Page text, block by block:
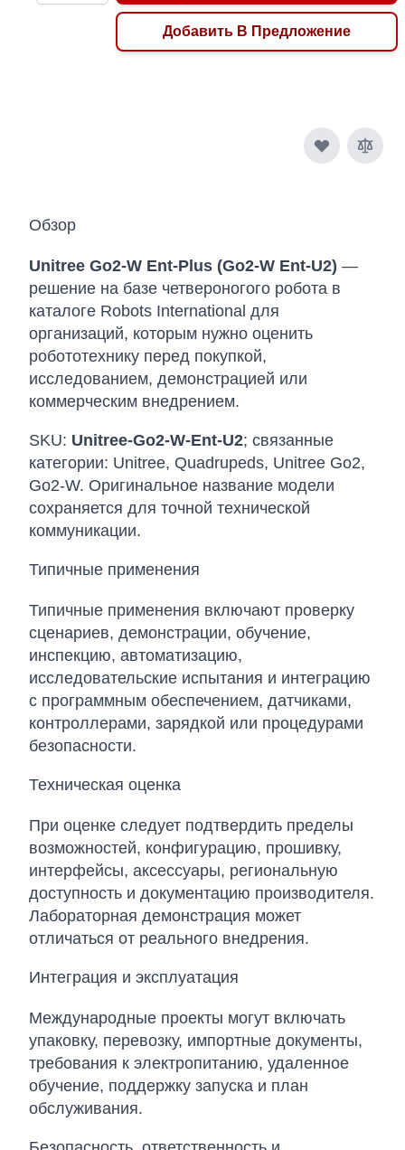
Добавить В Предложение
Обзор
Unitree Go2-W Ent-Plus (Go2-W Ent-U2) —
решение на базе четвероногого робота в
каталоге Robots International для
организаций, которым нужно оценить
робототехнику перед покупкой,
исследованием, демонстрацией или
коммерческим внедрением.
SKU: Unitree-Go2-W-Ent-U2; связанные
категории: Unitree, Quadrupeds, Unitree Go2,
Go2-W. Оригинальное название модели
сохраняется для точной технической
коммуникации.
Типичные применения
Типичные применения включают проверку
сценариев, демонстрации, обучение,
инспекцию, автоматизацию,
исследовательские испытания и интеграцию
с программным обеспечением, датчиками,
контроллерами, зарядкой или процедурами
безопасности.
Техническая оценка
При оценке следует подтвердить пределы
возможностей, конфигурацию, прошивку,
интерфейсы, аксессуары, региональную
доступность и документацию производителя.
Лабораторная демонстрация может
отличаться от реального внедрения.
Интеграция и эксплуатация
Международные проекты могут включать
упаковку, перевозку, импортные документы,
требования к электропитанию, удаленное
обучение, поддержку запуска и план
обслуживания.